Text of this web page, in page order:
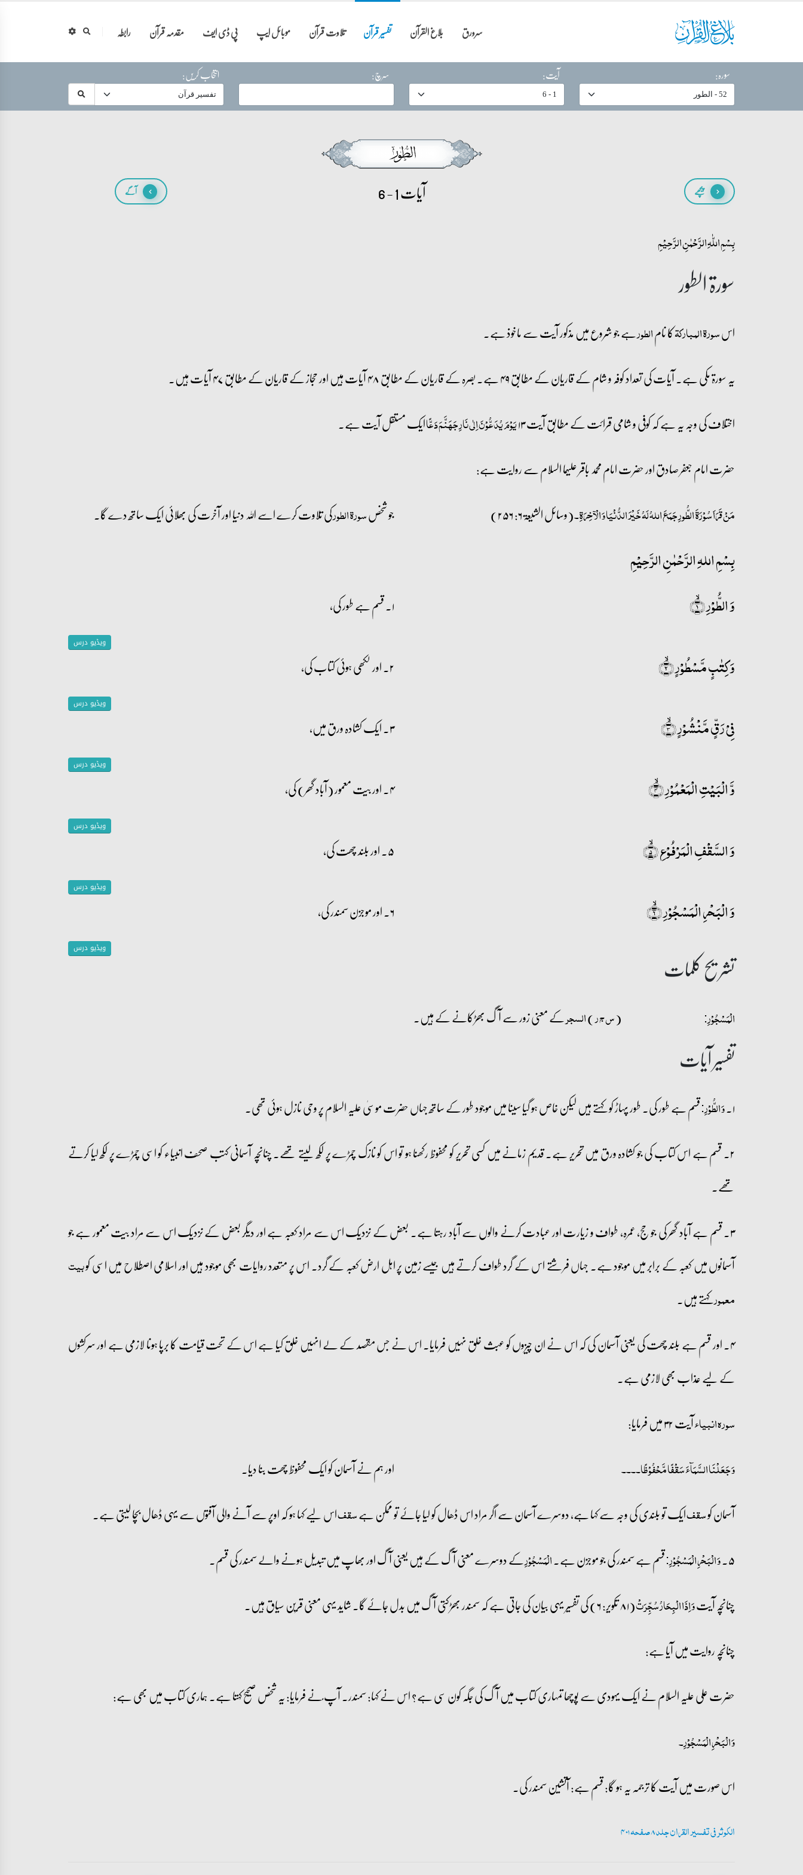
سرورق بلاغ القرآن تفسیر قرآن تلاوت قرآن موبائل ایپ پی ڈی ایف مقدمہ قرآن
رابطہ
سورہ:
آیت: سرچ: انتخاب کریں:
پیچھے آیات 1 - 6 آگے
بِسۡمِ اللّٰہِ الرَّحۡمٰنِ الرَّحِیۡمِ
سورۃ الطور
اسسورۃ المبارکۃکا نامالطورہے جو شروع میں مذکور آیت سے ماخوذ ہے۔
یہ سورۃ مکی ہے۔ آیات کی تعداد کوفہ و شام کے قاریان کے مطابق ۴۹ ہے۔ بصرہ کے قاریان کے مطابق ۴۸ آیات ہیں اور حجاز کے قاریان کے مطابق ۴۷ آیات ہیں۔
اختلاف کی وجہ یہ ہے کہ کوفی و شامی قرائت کے مطابق آیت ۱۳ یَوۡمَ یُدَعُّوۡنَ اِلٰی نَارِ جَہَنَّمَ دَعًّاایک مستقل آیت ہے۔
حضرت امام جعفر صادق اور حضرت امام محمد باقر علیہما السلام سے روایت ہے:
مَنْ قَرَاَ سُوْرَۃَ الطُّورِ جَمَعَ اللہُ لَہُ خَیْرَ الدُّنْیَا وَ الْآخِرَۃِ۔(وسائل الشیعۃ ۶: ۲۵۶) جو شخصسورۃ الطورکی تلاوت کرے اسے اللہ دنیا اور آخرت کی بھلائی ایک ساتھ دے گا۔
بِسْمِ اللہِ الرَّحْمٰنِ الرَّحِيْمِ
وَ الطُّوۡرِ ۙ﴿۱﴾
۱۔ قسم ہے طور کی،
ویڈیو درس
وَ کِتٰبٍ مَّسۡطُوۡرٍ ۙ﴿۲﴾ ۲۔ اور لکھی ہوئی کتاب کی،
ویڈیو درس
فِیۡ رَقٍّ مَّنۡشُوۡرٍ ۙ﴿۳﴾ ۳۔ ایک کشادہ ورق میں،
ویڈیو درس
وَّ الۡبَیۡتِ الۡمَعۡمُوۡرِ ۙ﴿۴﴾ ۴۔ اور بیت معمور (آباد گھر) کی،
ویڈیو درس
وَ السَّقۡفِ الۡمَرۡفُوۡعِ ۙ﴿۵﴾ ۵۔ اور بلند چھت کی،
ویڈیو درس
وَ الۡبَحۡرِ الۡمَسۡجُوۡرِ ۙ﴿۶﴾ ۶۔ اور موجزن سمندر کی،
ویڈیو درس تشریح کلمات
الۡمَسۡجُوۡرِ: (س ج ر)السجرکے معنی زور سے آگ بھڑکانے کے ہیں۔
تفسیر آیات
۱۔ وَ الطُّوۡرِ:قسم ہے طور کی۔ طور پہاڑ کو کہتے ہیں لیکن خاص ہو گیا سینا میں موجود طور کے ساتھ جہاں حضرت موسیٰ علیہ السلام پر وحی نازل ہوئی تھی۔
۲۔ قسم ہے اس کتاب کی جو کشادہ ورق میں تحریر ہے۔ قدیم زمانے میں کسی تحریر کو محفوظ رکھنا ہو تو اس کو نازک چمڑے پر لکھ لیتے تھے۔ چنانچہ آسمانی کتب صحف انبیاء کو اسی چمڑے پر لکھ لیا کرتے
تھے۔
۳۔ قسم ہے آباد گھر کی جو حج، عمرہ، طواف و زیارت اور عبادت کرنے والوں سے آباد رہتا ہے۔ بعض کے نزدیک اس سے مراد کعبہ ہے اور دیگر بعض کے نزدیک اس سے مراد بیت معمور ہے جو
آسمانوں میں کعبہ کے برابر میں موجود ہے۔ جہاں فرشتے اس کے گرد طواف کرتے ہیں جیسے زمین پر اہل ارض کعبہ کے گرد۔ اس پر متعدد روایات بھی موجود ہیں اور اسلامی اصطلاح میں اسی کوبیت
معمورکہتے ہیں۔
۴۔ اور قسم ہے بلند چھت کی یعنی آسمان کی کہ اس نے ان چیزوں کو عبث خلق نہیں فرمایا۔ اس نے جس مقصد کے لے انہیں خلق کیا ہے اس کے تحت قیامت کا برپا ہونا لازمی ہے اور سرکشوں
کے لیے عذاب بھی لازمی ہے۔
سورہ انبیاءآیت ۳۲ میں فرمایا:
وَ جَعَلۡنَا السَّمَآءَ سَقۡفًا مَّحۡفُوۡظًا۔۔۔۔
اور ہم نے آسمان کو ایک محفوظ چھت بنا دیا۔
آسمان کوسقفایک تو بلندی کی وجہ سے کہا ہے، دوسرے آسمان سے اگر مراد اس ڈھال کو لیا جائے تو ممکن ہےسقفاس لیے کہا ہو کہ اوپر سے آنے والی آفتوں سے یہی ڈھال بچا لیتی ہے۔
۵۔ وَ الۡبَحۡرِ الۡمَسۡجُوۡرِ:قسم ہے سمندر کی جو موجزن ہے۔الۡمَسۡجُوۡرِکے دوسرے معنی آگ کے ہیں یعنی آگ اور بھاپ میں تبدیل ہونے والے سمندر کی قسم۔
چنانچہ آیتوَ اِذَا الۡبِحَارُ سُجِّرَتۡ(۸۱ تکویر: ۶) کی تفسیر یہی بیان کی جاتی ہے کہ سمندر بھڑکتی آگ میں بدل جائے گا۔ شاید یہی معنی قرین سیاق ہیں۔
چنانچہ روایت میں آیا ہے:
حضرت علی علیہ السلام نے ایک یہودی سے پوچھا تمہاری کتاب میں آگ کی جگہ کون سی ہے؟ اس نے کہا: سمندر۔ آپ ؑنے فرمایا: یہ شخص صحیح کہتا ہے۔ ہماری کتاب میں بھی ہے:
وَ الۡبَحۡرِ الۡمَسۡجُوۡرِ۔
اس صورت میں آیت کا ترجمہ یہ ہو گا: قسم ہے: آتشین سمندر کی۔
الکوثر فی تفسیر القران جلد 8 صفحہ 401